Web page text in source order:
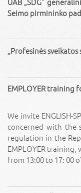
Seimo pirmininko
„Profesinės
EMPLOYER training
We invite ENGLISH-
concerned with the
regulation in the
EMPLOYER
from 13:00 to 17: 00